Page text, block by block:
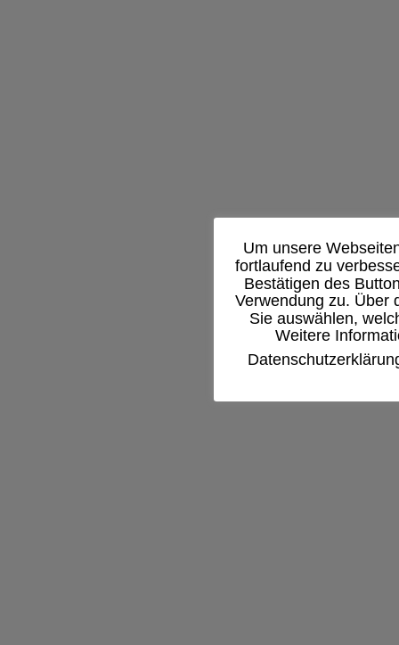
Um unsere
fortlaufend zu
Bestätigen des
Verwendung zu. Über
Sie auswählen,
Weitere